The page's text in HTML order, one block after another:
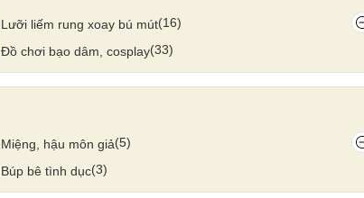
Lưỡi liếm rung xoay bú mút(16)
Đồ chơi bạo dâm, cosplay(33)
Miệng, hậu môn giả(5)
Búp bê tình dục(3)